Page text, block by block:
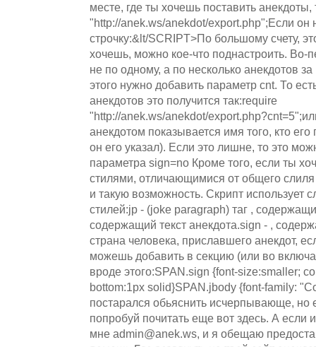
месте, где ты хочешь поставить анекдоты,
"http://anek.ws/anekdot/export.php";Если он
строчку:&lt/SCRIPT>По большому счету,
хочешь, можно кое-что поднастроить. Во-
не по одному, а по несколько анекдотов
этого нужно добавить параметр cnt. То
анекдотов это получится так:require
"http://anek.ws/anekdot/
анекдотом показывается имя того, кто
он его указал). Если это лишне, то это
параметра sign=no Кроме того, если ты
стилями, отличающимися от общего
и такую возможность. Скрипт использует
стилей:jp - (joke paragraph) таг ,
содержащий текст анекдота.sign - ,
страна человека, приславшего анекдот,
можешь добавить в секцию (или во
вроде этого:SPAN.sign {font-size:smaller;
bottom:1px solid}SPAN.jbody {font-family:
постарался обьяснить исчерпывающе, но
попробуй почитать еще вот здесь. А если
мне admin@anek.ws, и я обещаю